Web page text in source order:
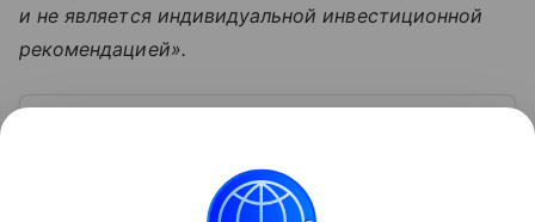
и не является индивидуальной инвестиционной
рекомендацией».
Мы используем деньги в повседневной жизни